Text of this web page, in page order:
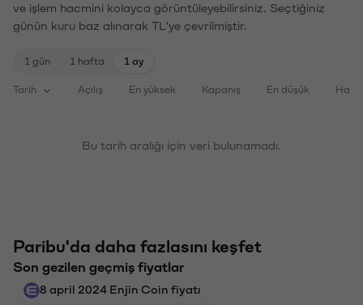
ve işlem hacmini kolayca görüntüleyebilirsiniz. Seçtiğiniz
günün kuru baz alınarak TL'ye çevrilmiştir.
1 gün 1 hafta 1 ay
Tarih Açılış En yüksek Kapanış En düşük
Bu tarih aralığı için veri bulunamadı.
Paribu'da daha fazlasını keşfet
Son gezilen geçmiş fiyatlar
8 april 2024 Enjin Coin fiyatı